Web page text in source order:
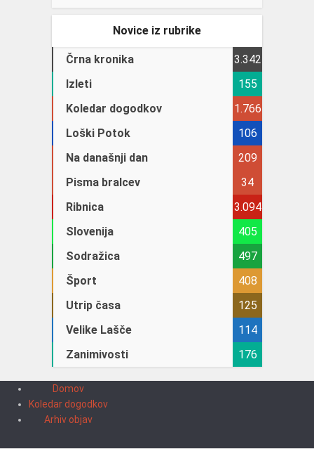
Novice iz rubrike
Črna kronika
3.342
Izleti
155
Koledar dogodkov
1.766
Loški Potok
106
Na današnji dan
209
Pisma bralcev
34
Ribnica
3.094
Slovenija
405
Sodražica
497
Šport
408
Utrip časa
125
Velike Lašče
114
Zanimivosti
176
Domov
Koledar dogodkov
Arhiv objav